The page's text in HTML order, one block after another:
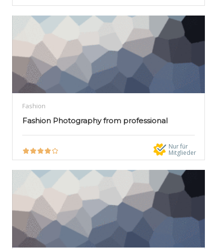
Fashion
Fashion Photography from professional
Nur für
Mitglieder